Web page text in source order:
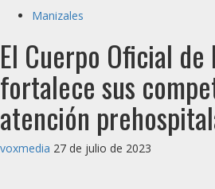
Manizales
El Cuerpo Oficial de
fortalece sus
atención
voxmedia 27 de julio de 2023